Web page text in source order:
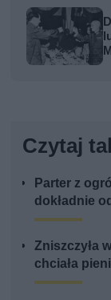
Czytaj
Parter z
dokładnie
Zniszczyła
chciała